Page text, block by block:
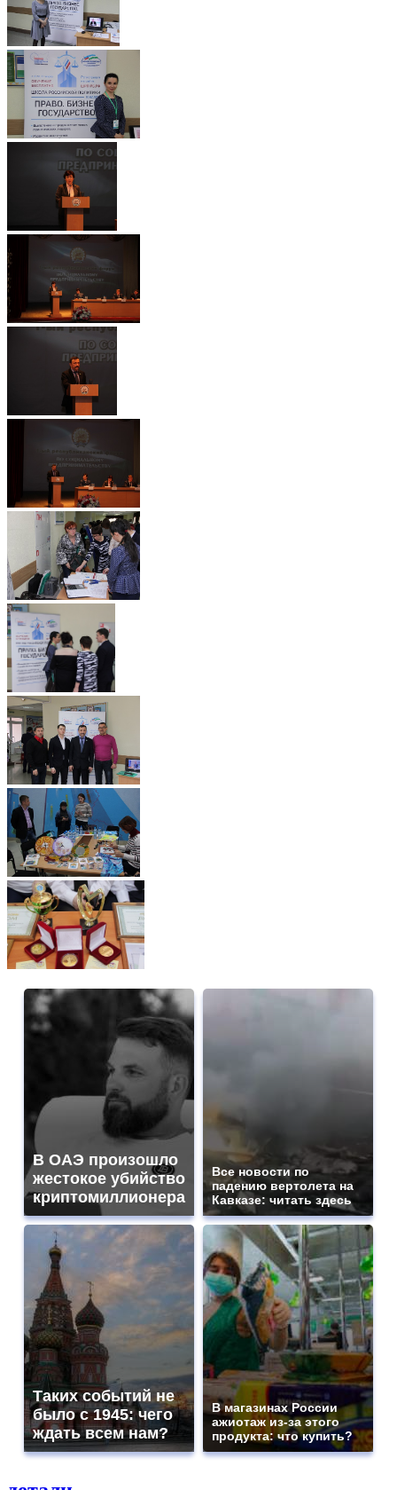
В ОАЭ произошло
жестокое убийство
криптомиллионера
Все новости по
падению вертолета на
Кавказе: читать здесь
Таких событий не
было с 1945: чего
ждать всем нам?
В магазинах России
ажиотаж из-за этого
продукта: что купить?